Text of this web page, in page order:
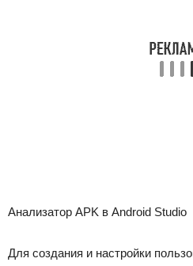
Анализатор APK в Android Studio
Для создания и настройки